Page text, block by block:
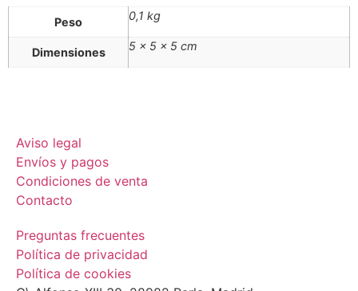
Peso 0,1 kg
Dimensiones 5 × 5 × 5 cm
Aviso legal
Envíos y pagos
Condiciones de venta
Contacto
Preguntas frecuentes
Política de privacidad
Política de cookies